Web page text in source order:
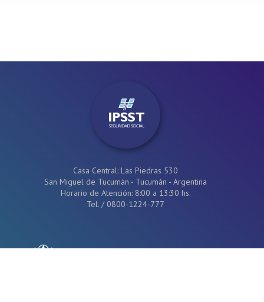
Casa Central: Las Piedras 530
San Miguel de Tucumán - Tucumán - Argentina
Horario de Atención: 8:00 a 13:30 hs.
Tel./ 0800-1224-777